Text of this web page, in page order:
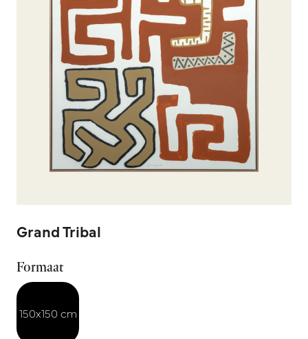
Grand Tribal
Formaat
150x150 cm